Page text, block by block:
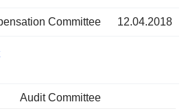
Committee 12.04.2018
Audit Committee